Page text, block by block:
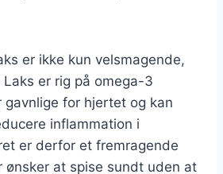
er ikke kun velsmagende,
er rig på omega-3
gavnlige for hjertet og kan
inflammation i
er derfor et fremragende
ønsker at spise sundt uden at